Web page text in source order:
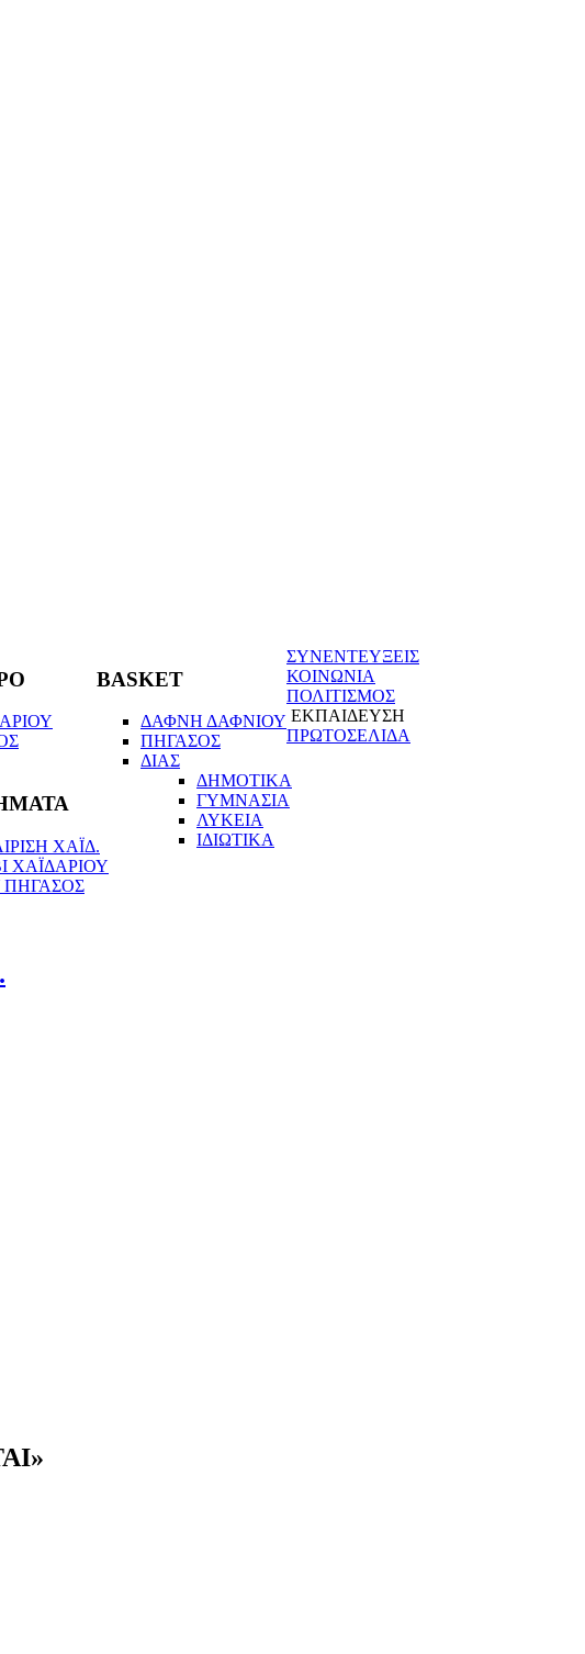
BASKET
ΔΑΦΝΗ ΔΑΦΝΙΟΥ
ΠΗΓΑΣΟΣ
ΔΙΑΣ
ΧΑΪΔ.
ΧΑΪΔΑΡΙΟΥ
ΣΥΝΕΝΤΕΥΞΕΙΣ
ΚΟΙΝΩΝΙΑ
ΠΟΛΙΤΙΣΜΟΣ
ΕΚΠΑΙΔΕΥΣΗ
ΔΗΜΟΤΙΚΑ
ΓΥΜΝΑΣΙΑ
ΛΥΚΕΙΑ
ΙΔΙΩΤΙΚΑ
ΠΡΩΤΟΣΕΛΙΔΑ